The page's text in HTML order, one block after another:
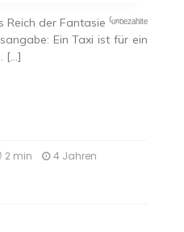
der Fantasie ⁽ᵘⁿᵇᵉᶻᵃʰˡᵗᵉ
Ein Taxi ist für ein
[…]
2 min
4 Jahren